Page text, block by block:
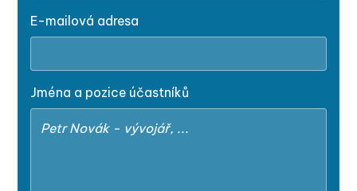
E-mailová adresa
Jména a pozice účastníků